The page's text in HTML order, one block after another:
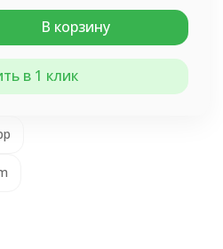
В корзину
в 1 клик